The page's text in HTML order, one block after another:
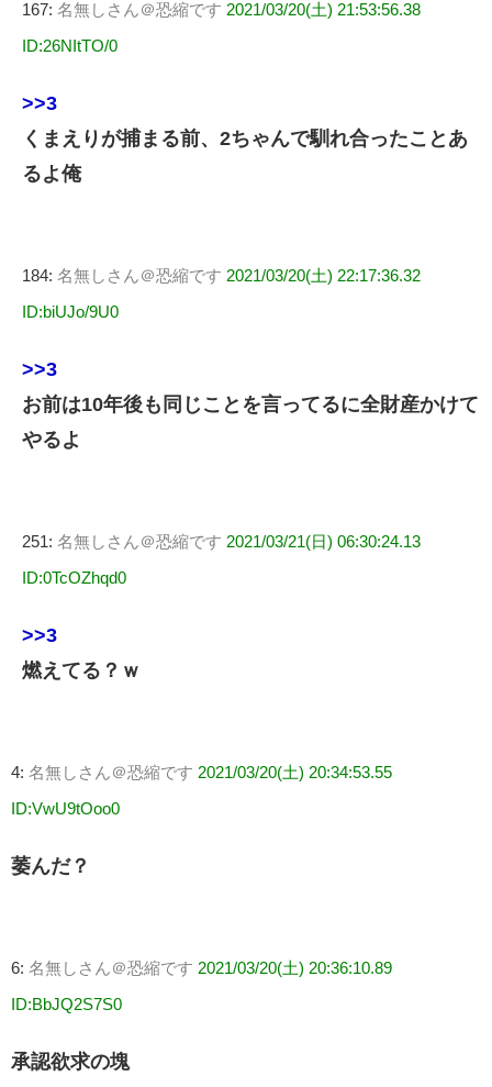
167: 名無しさん＠恐縮です 2021/03/20(土) 21:53:56.38
ID:26NItTO/0
>>3
くまえりが捕まる前、2ちゃんで馴れ合ったことあ
るよ俺
184: 名無しさん＠恐縮です 2021/03/20(土) 22:17:36.32
ID:biUJo/9U0
>>3
お前は10年後も同じことを言ってるに全財産かけて
やるよ
251: 名無しさん＠恐縮です 2021/03/21(日) 06:30:24.13
ID:0TcOZhqd0
>>3
燃えてる？ｗ
4: 名無しさん＠恐縮です 2021/03/20(土) 20:34:53.55
ID:VwU9tOoo0
萎んだ？
6: 名無しさん＠恐縮です 2021/03/20(土) 20:36:10.89
ID:BbJQ2S7S0
承認欲求の塊